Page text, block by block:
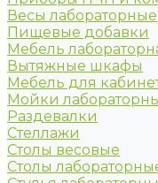
Весы лабораторные
Пищевые добавки
Мебель
Вытяжные шкафы
Мебель для
Мойки
Раздевалки
Стеллажи
Столы весовые
Столы